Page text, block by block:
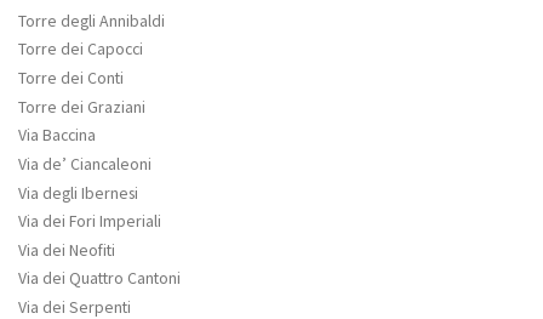
Torre degli Annibaldi
Torre dei Capocci
Torre dei Conti
Torre dei Graziani
Via Baccina
Via de’ Ciancaleoni
Via degli Ibernesi
Via dei Fori Imperiali
Via dei Neofiti
Via dei Quattro Cantoni
Via dei Serpenti